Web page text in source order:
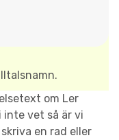
om Ler
inte vet så är vi
en rad eller